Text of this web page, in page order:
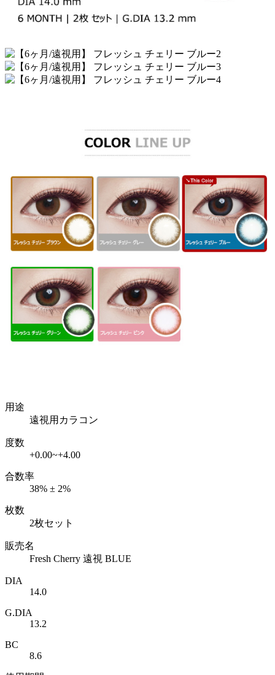
用途
遠視用カラコン
度数
+0.00~+4.00
合数率
38% ± 2%
枚数
2枚セット
販売名
Fresh Cherry 遠視 BLUE
DIA
14.0
G.DIA
13.2
BC
8.6